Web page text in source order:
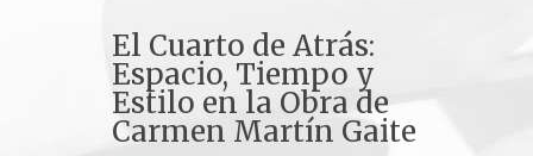
El Cuarto de Atrás:
Espacio, Tiempo y
Estilo en la Obra de
Carmen Martín Gaite